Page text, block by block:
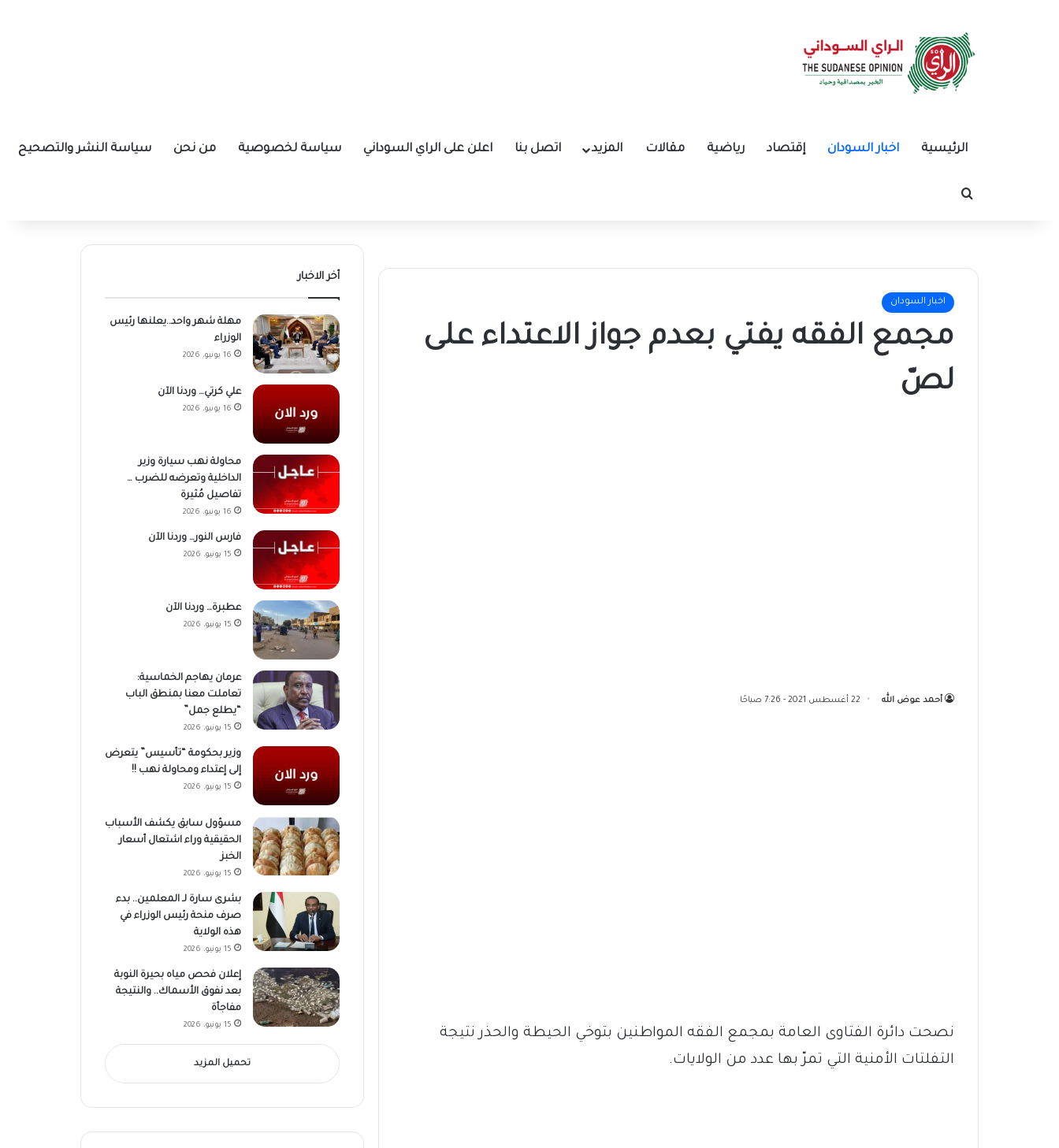
الرئيسية اخبار السودان إقتصاد رياضية مقالات المزيد اتصل بنا اعلن على الراي السوداني سياسة لخصوصية من نحن سياسة النشر والتصحيح
بحث عن
اخبار السودان
مجمع الفقه يفتي بعدم جواز الاعتداء على
لصّ
أحمد عوض الله 22 أغسطس 2021 - 7:26 صباحًا
نصحت دائرة الفتاوى العامة بمجمع الفقه المواطنين بتوخي الحيطة والحذر نتيجة
التفلتات الأمنية التي تمرّ بها عدد من الولايات.
أخر الاخبار
مهلة شهر واحد..يعلنها رئيس
الوزراء
16 يونيو، 2026
علي كرتي… وردنا الآن
16 يونيو، 2026
محاولة نهب سيارة وزير
الداخلية وتعرضه للضرب …
تفاصيل مُثيرة
16 يونيو، 2026
فارس النور… وردنا الآن
15 يونيو، 2026
عطبرة… وردنا الآن
15 يونيو، 2026
عرمان يهاجم الخماسية:
تعاملت معنا بمنطق الباب
“يطلع جمل”
15 يونيو، 2026
وزير بحكومة “تأسيس” يتعرض
إلى إعتداء ومحاولة نهب !!
15 يونيو، 2026
مسؤول سابق يكشف الأسباب
الحقيقية وراء اشتعال أسعار
الخبز
15 يونيو، 2026
بشرى سارة لـ المعلمين.. بدء
صرف منحة رئيس الوزراء في
هذه الولاية
15 يونيو، 2026
إعلان فحص مياه بحيرة النوبة
بعد نفوق الأسماك.. والنتيجة
مفاجأة
15 يونيو، 2026
تحميل المزيد